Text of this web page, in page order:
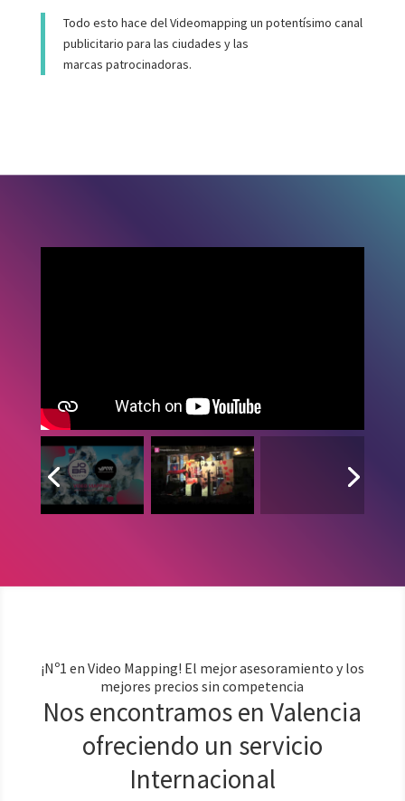
Todo esto hace del Videomapping un potentísimo canal
publicitario para las ciudades y las
marcas patrocinadoras.
¡Nº1 en Video Mapping! El mejor asesoramiento y los
mejores precios sin competencia
Nos encontramos en Valencia
ofreciendo un servicio
Internacional